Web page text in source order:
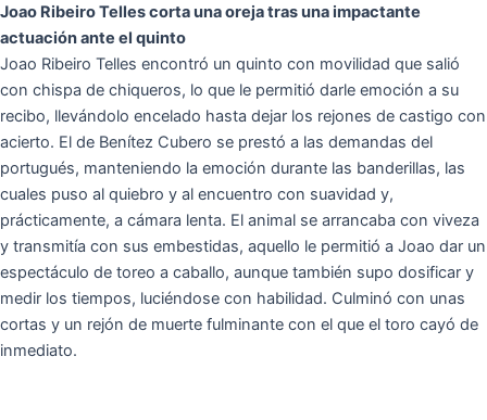
Joao Ribeiro Telles corta una oreja tras una impactante
actuación ante el quinto
Joao Ribeiro Telles encontró un quinto con movilidad que salió
con chispa de chiqueros, lo que le permitió darle emoción a su
recibo, llevándolo encelado hasta dejar los rejones de castigo con
acierto. El de Benítez Cubero se prestó a las demandas del
portugués, manteniendo la emoción durante las banderillas, las
cuales puso al quiebro y al encuentro con suavidad y,
prácticamente, a cámara lenta. El animal se arrancaba con viveza
y transmitía con sus embestidas, aquello le permitió a Joao dar un
espectáculo de toreo a caballo, aunque también supo dosificar y
medir los tiempos, luciéndose con habilidad. Culminó con unas
cortas y un rejón de muerte fulminante con el que el toro cayó de
inmediato.